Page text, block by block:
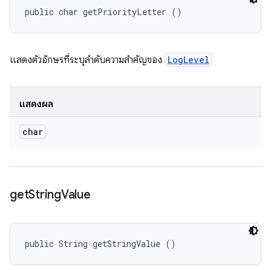
public char getPriorityLetter ()
แสดงตัวอักษรที่ระบุลำดับความสำคัญของ LogLevel
แสดงผล
char
getStringValue
public String getStringValue ()